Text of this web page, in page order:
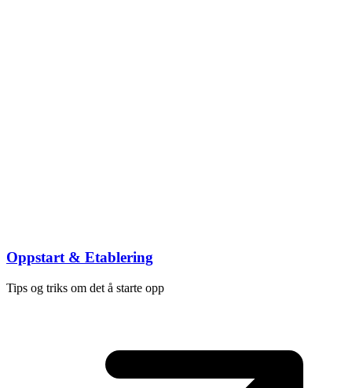
Oppstart & Etablering
Tips og triks om det å starte opp